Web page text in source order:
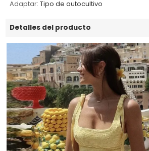
Adaptar: Tipo de autocultivo
Detalles del producto